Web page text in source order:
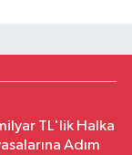
TL'lik Halka
Adım